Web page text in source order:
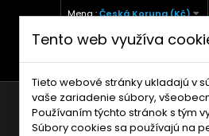
Mena :Česká Koruna (Kč)
+420 771 127 977 (Po-
Tento web využíva
Tieto webové stránky ukladajú v
vaše zariadenie súbory,
Používaním týchto stránok s tým
Súbory cookies sa používajú na